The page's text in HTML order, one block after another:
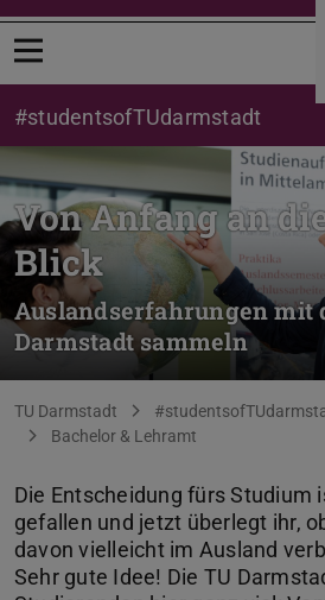
Menü öffnen
#studentsofTUdarmstadt
Von Anfang an
Blick
Auslandserfahrungen mit
Darmstadt sammeln
Sie befinden sich hier:
TU Darmstadt
Bachelor & Lehramt
Die Entscheidung fürs Studium
gefallen und jetzt überlegt ihr,
davon vielleicht im Ausland
Sehr gute Idee! Die TU